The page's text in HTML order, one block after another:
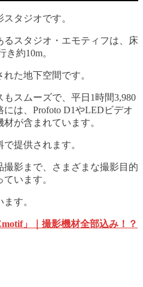
タジオです。
スタジオ・エモティフは、床
約10m。
た地下空間です。
スムーズで、平日1時間3,980
は、Profoto D1やLEDビデオ
が含まれています。
提供されます。
影まで、さまざまな撮影目的
います。
す。
」｜撮影機材全部込み！？